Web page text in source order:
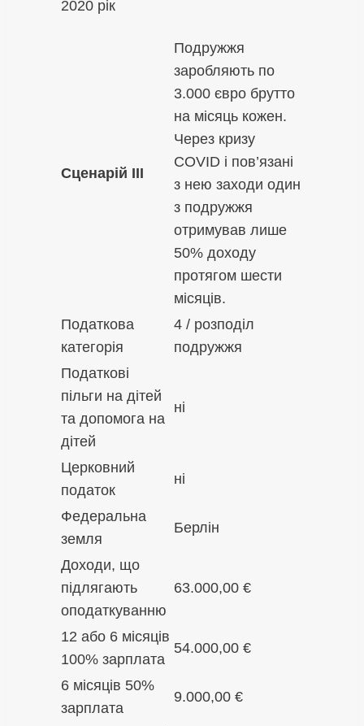
2020 рік
Сценарій III
Подружжя
заробляють по
3.000 євро брутто
на місяць кожен.
Через кризу
COVID і пов’язані
з нею заходи один
з подружжя
отримував лише
50% доходу
протягом шести
місяців.
Податкова
категорія
4 / розподіл
подружжя
Податкові
пільги на дітей
та допомога на
дітей
ні
Церковний
податок
ні
Федеральна
земля
Берлін
Доходи, що
підлягають
оподаткуванню
63.000,00 €
12 або 6 місяців
100% зарплата
54.000,00 €
6 місяців 50%
зарплата
9.000,00 €